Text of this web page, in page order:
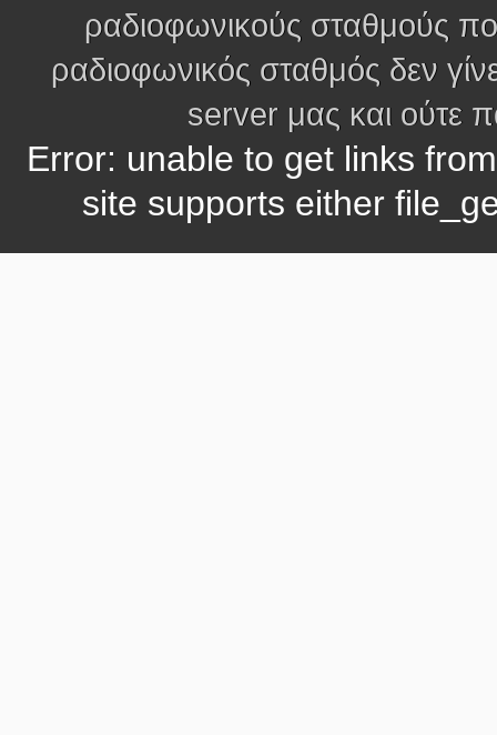
ραδιοφωνικούς σταθμούς
ραδιοφωνικός σταθμός δεν
server μας και ούτε
Error: unable to get links
site supports either